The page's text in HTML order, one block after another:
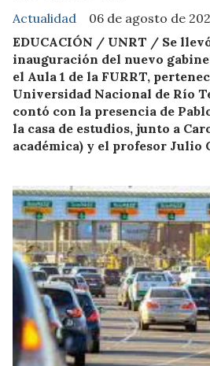
Actualidad
06 de agosto de
EDUCACIÓN / UNRT / Se
inauguración del nuevo
el Aula 1 de la FURRT,
Universidad Nacional de Río
contó con la presencia de
la casa de estudios, junto a
académica) y el profesor Julio